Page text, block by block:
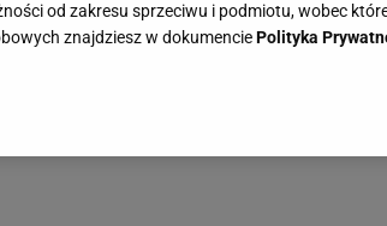
od zakresu sprzeciwu i podmiotu, wobec
znajdziesz w dokumenciePolityka
i przechowywanie plików cookie